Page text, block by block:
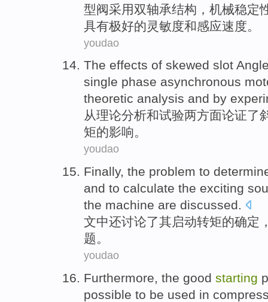
型阀采用双轴承结构 ， 机械稳定
具有极好的灵敏度和感应速度 。
youdao
The effects of skewed slot
single phase asynchronous
theoretic analysis and by
从理论分析和试验两方面论证了
矩的影响。
youdao
Finally, the problem to
and to calculate the exciting
the machine are discussed.
文中还讨论了其启动转矩的确定
题。
youdao
Furthermore, the good starting
possible to be used in